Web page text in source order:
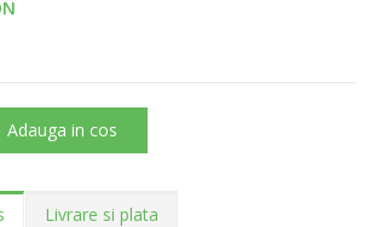
Adauga in cos
Livrare si plata